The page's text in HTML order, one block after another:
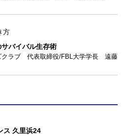
方
バイバル生存術
クラブ 代表取締役/FBL大学学長 遠藤
ス 久里浜24